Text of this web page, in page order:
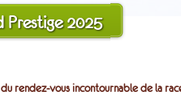
2025
rendez-vous incontournable de la